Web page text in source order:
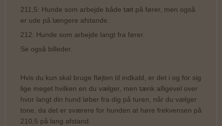
211,5: Hunde som arbejde både tæt på fører, men også
er ude på længere afstande.
212: Hunde som arbejde langt fra fører.
Se også billeder.
Hvis du kun skal bruge fløjten til indkald, er det i og for sig
lige meget hvilken en du vælger, men tænk alligevel over
hvor langt din hund løber fra dig på turen, når du vælger
tone, da det er sværere for hunden at høre frekvensen på
210,5 på lang afstand.